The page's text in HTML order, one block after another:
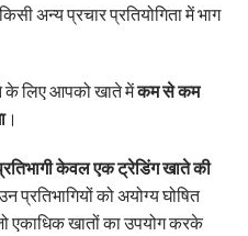
अन्य प्रचार प्रतियोगिता में भाग
के लिए आपको खाते मेंकम से कम
।
प्रतिभागी केवल एक ट्रेडिंग खाते की
को अयोग्य घोषित
एकाधिक खातों का उपयोग करके